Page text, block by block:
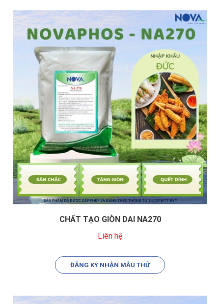
CHẤT TẠO GIÒN DAI NA270
Liên hệ
ĐĂNG KÝ NHẬN MẪU THỬ